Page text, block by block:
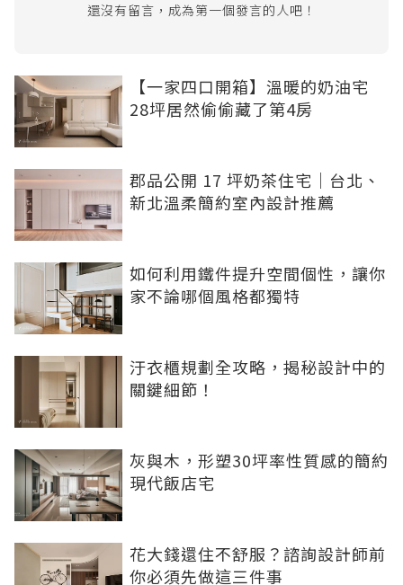
還沒有留言，成為第一個發言的人吧！
【一家四口開箱】溫暖的奶油宅
28坪居然偷偷藏了第4房
郡品公開 17 坪奶茶住宅｜台北、
新北溫柔簡約室內設計推薦
如何利用鐵件提升空間個性，讓你
家不論哪個風格都獨特
汙衣櫃規劃全攻略，揭秘設計中的
關鍵細節！
灰與木，形塑30坪率性質感的簡約
現代飯店宅
花大錢還住不舒服？諮詢設計師前
你必須先做這三件事